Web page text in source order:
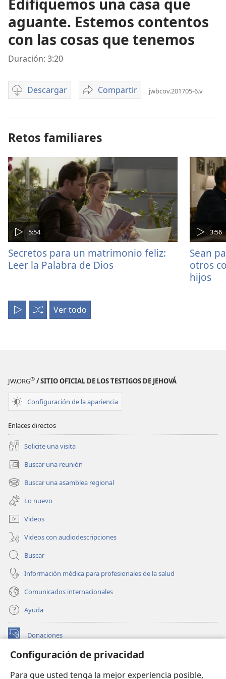
Configuración de privacidad
Para que usted tenga la mejor experiencia posible,
Edifiquemos una casa que
aguante. Estemos contentos
con las cosas que tenemos
Duración: 3:20
Descargar
Opciones
descarga
de
video
Compartir
Edifiquemos
casa
Estemos
contentos
con
las
cosas
que
tenemos
jwbcov.201705-6.v
Retos familiares
5:54
Secretos para un matrimonio feliz:
Leer la Palabra de Dios
3:56
Sean
otros
hijos
Reproducir
Aleatorio
Ver todo
JW.ORG® / SITIO OFICIAL DE LOS TESTIGOS DE JEHOVÁ
Configuración de la apariencia
Enlaces directos
Solicite una visita
Buscar una reunión
(abre
una
nueva
ventana)
Buscar una asamblea regional
(abre
una
nueva
ventana)
Lo nuevo
Videos
Videos con audiodescripciones
Buscar
Información médica para profesionales de la salud
Comunicados internacionales
Ayuda
Donaciones
(abre
nueva BIBLIOTECA EN LÍNEA Watchtower™